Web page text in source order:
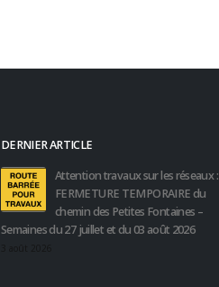
DERNIER ARTICLE
Attention travaux sur les réseaux :
FERMETURE TEMPORAIRE du
chemin des Petites Fontaines –
Semaines du 27 juillet et du 03 août 2026